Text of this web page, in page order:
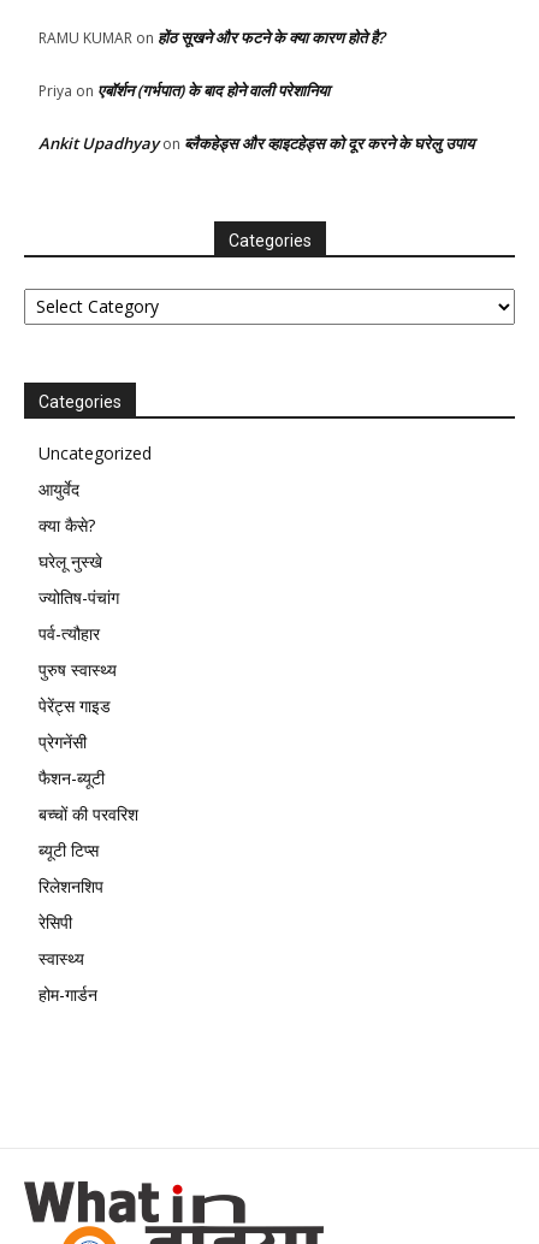
RAMU KUMAR on होंठ सूखने और फटने के क्या कारण होते है?
Priya on एबॉर्शन (गर्भपात) के बाद होने वाली परेशानिया
Ankit Upadhyayon ब्लैकहेड्स और व्हाइटहेड्स को दूर करने के घरेलु उपाय
Categories
Categories
Categories
Uncategorized
आयुर्वेद
क्या कैसे?
घरेलू नुस्खे
ज्योतिष-पंचांग
पर्व-त्यौहार
पुरुष स्वास्थ्य
पेरेंट्स गाइड
प्रेगनेंसी
फैशन-ब्यूटी
बच्चों की परवरिश
ब्यूटी टिप्स
रिलेशनशिप
रेसिपी
स्वास्थ्य
होम-गार्डन